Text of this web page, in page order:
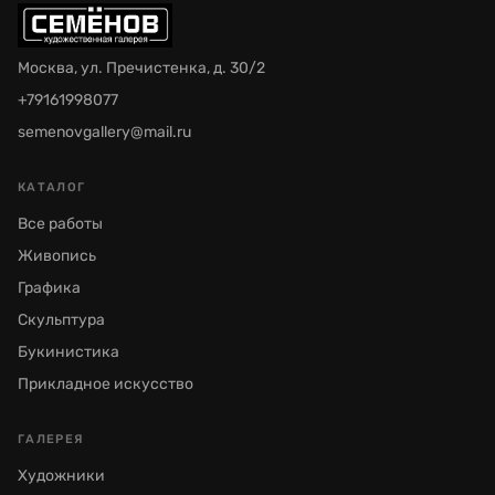
Москва, ул. Пречистенка, д. 30/2
+79161998077
semenovgallery@mail.ru
КАТАЛОГ
Все работы
Живопись
Графика
Скульптура
Букинистика
Прикладное искусство
ГАЛЕРЕЯ
Художники